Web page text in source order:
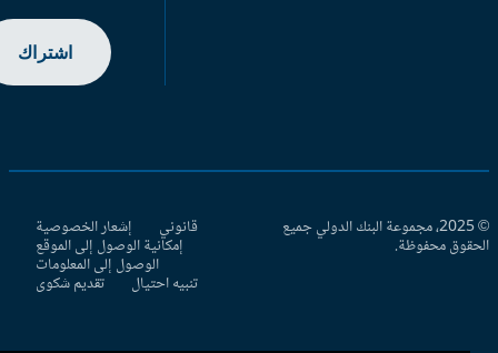
اشتراك
© 2025، مجموعة البنك الدولي جميع
محفوظة.
قانوني إشعار الخصوصية
إمكانية الوصول إلى الموقع
الوصول إلى المعلومات
تنبيه احتيال تقديم شكوى